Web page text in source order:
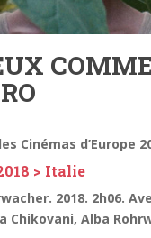
Cinémas d’Europe
> Italie
2018. 2h06.
Chikovani, Alba